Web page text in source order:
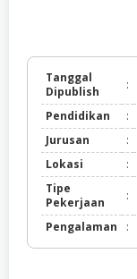
Tanggal
Dipublish
:
Pendidikan :
Jurusan
:
Lokasi
:
Tipe
Pekerjaan
:
Pengalaman :